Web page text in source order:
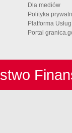
Dla mediów
Polityka
Platforma
Portal